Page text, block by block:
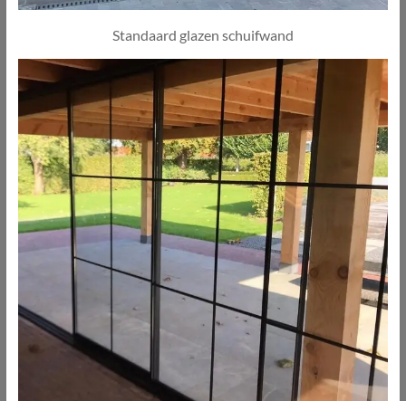
Standaard glazen schuifwand